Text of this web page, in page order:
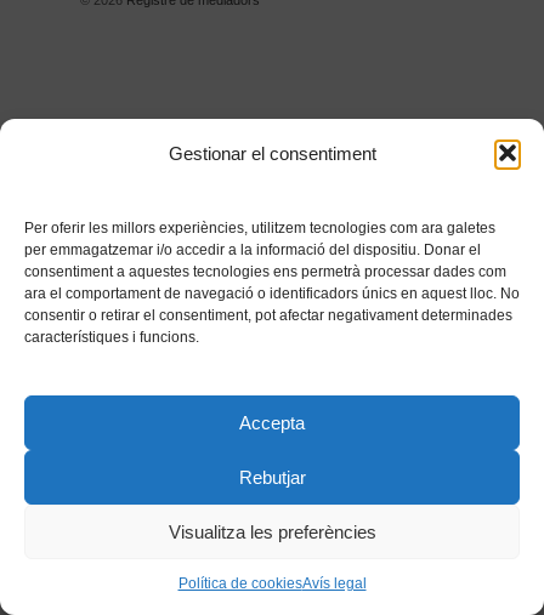
Gestionar el consentiment
Per oferir les millors experiències, utilitzem tecnologies com ara galetes
per emmagatzemar i/o accedir a la informació del dispositiu. Donar el
consentiment a aquestes tecnologies ens permetrà processar dades com
ara el comportament de navegació o identificadors únics en aquest lloc. No
consentir o retirar el consentiment, pot afectar negativament determinades
característiques i funcions.
Accepta
Rebutjar
Visualitza les preferències
Política de cookiesAvís legal